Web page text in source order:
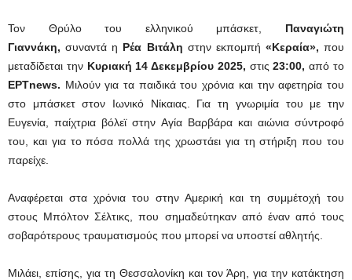
Τον Θρύλο του ελληνικού μπάσκετ, Παναγιώτη
Γιαννάκη, συναντά η Ρέα Βιτάλη στην εκπομπή «Κεραία», που
μεταδίδεται την Κυριακή 14 Δεκεμβρίου 2025, στις 23:00, από το
ΕΡΤnews. Μιλούν για τα παιδικά του χρόνια και την αφετηρία του
στο μπάσκετ στον Ιωνικό Νίκαιας. Για τη γνωριμία του με την
Ευγενία, παίχτρια βόλεϊ στην Αγία Βαρβάρα και αιώνια σύντροφό
του, και για το πόσα πολλά της χρωστάει για τη στήριξη που του
παρείχε.
Αναφέρεται στα χρόνια του στην Αμερική και τη συμμέτοχή του
στους Μπόλτον Σέλτικς, που σημαδεύτηκαν από έναν από τους
σοβαρότερους τραυματισμούς που μπορεί να υποστεί αθλητής.
Μιλάει, επίσης, για τη Θεσσαλονίκη και τον Άρη, για την κατάκτηση